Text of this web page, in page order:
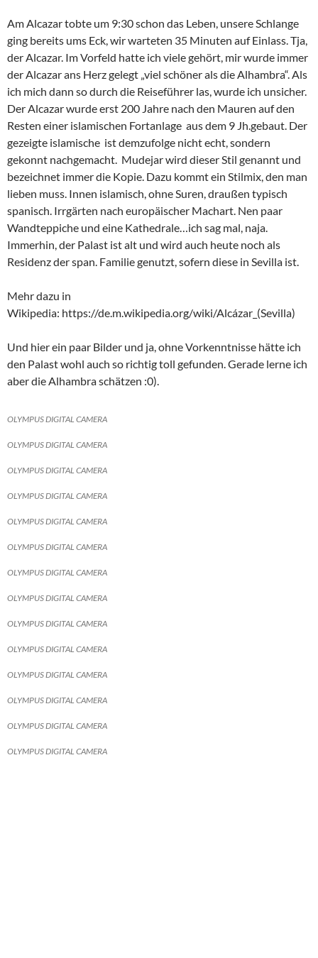
Am Alcazar tobte um 9:30 schon das Leben, unsere Schlange
ging bereits ums Eck, wir warteten 35 Minuten auf Einlass. Tja,
der Alcazar. Im Vorfeld hatte ich viele gehört, mir wurde immer
der Alcazar ans Herz gelegt „viel schöner als die Alhambra“. Als
ich mich dann so durch die Reiseführer las, wurde ich unsicher.
Der Alcazar wurde erst 200 Jahre nach den Mauren auf den
Resten einer islamischen Fortanlage aus dem 9 Jh.gebaut. Der
gezeigte islamische ist demzufolge nicht echt, sondern
gekonnt nachgemacht. Mudejar wird dieser Stil genannt und
bezeichnet immer die Kopie. Dazu kommt ein Stilmix, den man
lieben muss. Innen islamisch, ohne Suren, draußen typisch
spanisch. Irrgärten nach europäischer Machart. Nen paar
Wandteppiche und eine Kathedrale…ich sag mal, naja.
Immerhin, der Palast ist alt und wird auch heute noch als
Residenz der span. Familie genutzt, sofern diese in Sevilla ist.
Mehr dazu in
Wikipedia: https://de.m.wikipedia.org/wiki/Alcázar_(Sevilla)
Und hier ein paar Bilder und ja, ohne Vorkenntnisse hätte ich
den Palast wohl auch so richtig toll gefunden. Gerade lerne ich
aber die Alhambra schätzen :0).
OLYMPUS DIGITAL CAMERA
OLYMPUS DIGITAL CAMERA
OLYMPUS DIGITAL CAMERA
OLYMPUS DIGITAL CAMERA
OLYMPUS DIGITAL CAMERA
OLYMPUS DIGITAL CAMERA
OLYMPUS DIGITAL CAMERA
OLYMPUS DIGITAL CAMERA
OLYMPUS DIGITAL CAMERA
OLYMPUS DIGITAL CAMERA
OLYMPUS DIGITAL CAMERA
OLYMPUS DIGITAL CAMERA
OLYMPUS DIGITAL CAMERA
OLYMPUS DIGITAL CAMERA